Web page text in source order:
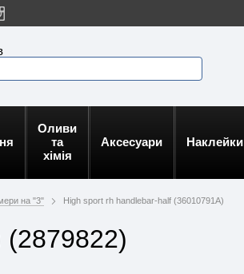
Оливи
та
хімія
Аксесуари Наклейки
на "3" High sport rh handlebar-half (36010791A)
(2879822)